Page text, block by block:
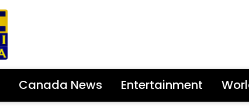
Canada News Entertainment